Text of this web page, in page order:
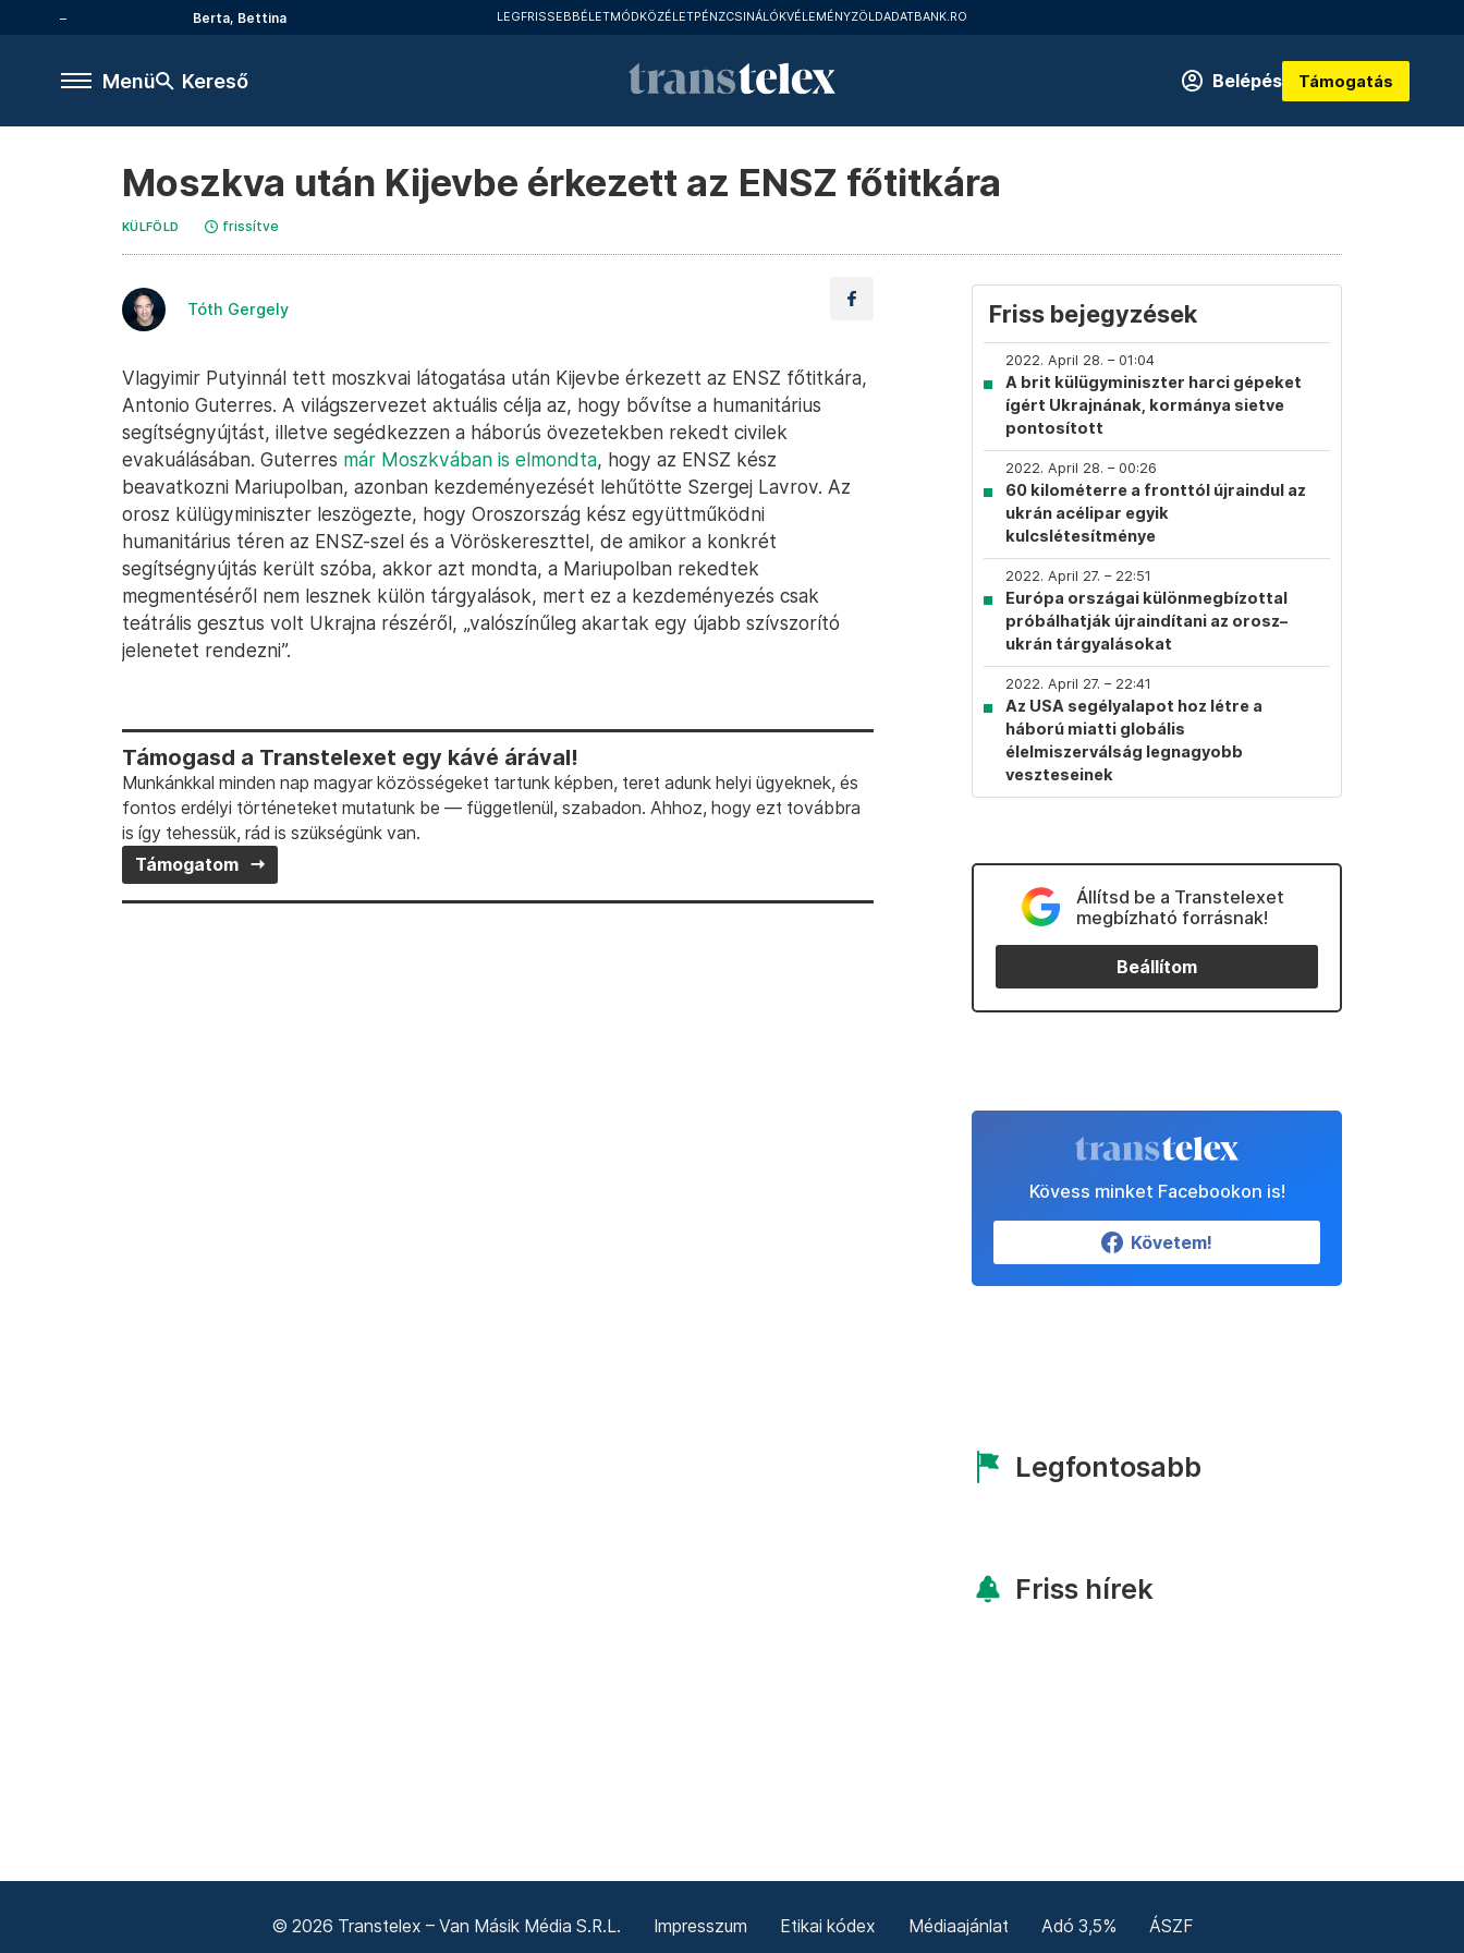
Berta, Bettina LEGFRISSEBBÉLETMÓDKÖZÉLETPÉNZCSINÁLÓKVÉLEMÉNYZÖLDADATBANK.RO
Menü Kereső Belépés Támogatás
Moszkva után Kijevbe érkezett az ENSZ főtitkára
KÜLFÖLD frissítve
Tóth Gergely
Vlagyimir Putyinnál tett moszkvai látogatása után Kijevbe érkezett az ENSZ főtitkára,
Antonio Guterres. A világszervezet aktuális célja az, hogy bővítse a humanitárius
segítségnyújtást, illetve segédkezzen a háborús övezetekben rekedt civilek
evakuálásában. Guterres már Moszkvában is elmondta, hogy az ENSZ kész
beavatkozni Mariupolban, azonban kezdeményezését lehűtötte Szergej Lavrov. Az
orosz külügyminiszter leszögezte, hogy Oroszország kész együttműködni
humanitárius téren az ENSZ-szel és a Vöröskereszttel, de amikor a konkrét
segítségnyújtás került szóba, akkor azt mondta, a Mariupolban rekedtek
megmentéséről nem lesznek külön tárgyalások, mert ez a kezdeményezés csak
teátrális gesztus volt Ukrajna részéről, „valószínűleg akartak egy újabb szívszorító
jelenetet rendezni”.
Támogasd a Transtelexet egy kávé árával!
Munkánkkal minden nap magyar közösségeket tartunk képben, teret adunk helyi ügyeknek, és
fontos erdélyi történeteket mutatunk be — függetlenül, szabadon. Ahhoz, hogy ezt továbbra
is így tehessük, rád is szükségünk van.
Támogatom
Friss bejegyzések
2022. April 28. – 01:04
A brit külügyminiszter harci gépeket
ígért Ukrajnának, kormánya sietve
pontosított
2022. April 28. – 00:26
60 kilométerre a fronttól újraindul az
ukrán acélipar egyik
kulcslétesítménye
2022. April 27. – 22:51
Európa országai különmegbízottal
próbálhatják újraindítani az orosz–
ukrán tárgyalásokat
2022. April 27. – 22:41
Az USA segélyalapot hoz létre a
háború miatti globális
élelmiszerválság legnagyobb
veszteseinek
Állítsd be a Transtelexet
megbízható forrásnak!
Beállítom
Kövess minket Facebookon is!
Követem!
Legfontosabb
Friss hírek
© 2026 Transtelex – Van Másik Média S.R.L. Impresszum Etikai kódex Médiaajánlat Adó 3,5% ÁSZF